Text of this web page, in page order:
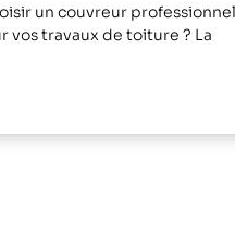
un couvreur professionnel
vos travaux de toiture ? La